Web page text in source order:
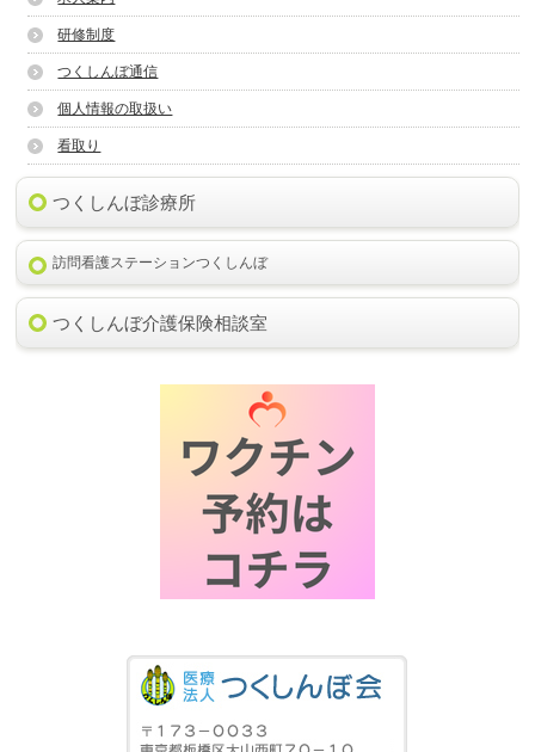
研修制度
つくしんぼ通信
個人情報の取扱い
看取り
つくしんぼ診療所
訪問看護ステーションつくしんぼ
つくしんぼ介護保険相談室